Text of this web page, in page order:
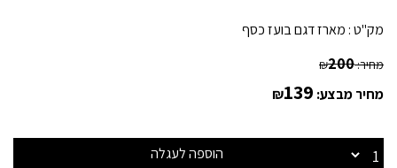
מק"ט : מארז דגם בועז כסף
מחיר: ₪200
מחיר מבצע: ₪139
הוספה לעגלה